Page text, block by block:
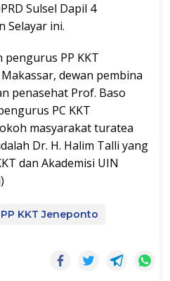
Sulsel Dapil 4
Selayar ini.
pengurus PP KKT
dewan pembina
penasehat Prof. Baso
PC KKT
masyarakat turatea
Dr. H. Halim Talli yang
dan Akademisi UIN
PP KKT Jeneponto